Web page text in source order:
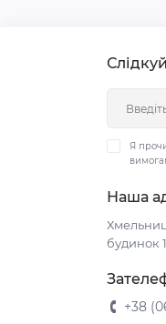
Я
Наша
будинок
+38